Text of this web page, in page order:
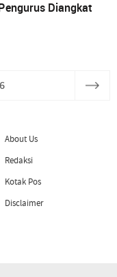
Diangkat
6
About Us
Redaksi
Kotak Pos
Disclaimer